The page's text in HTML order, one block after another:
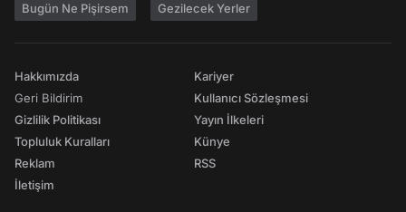
Bugün Ne Pişirsem Gezilecek Yerler
Hakkımızda
Geri Bildirim
Gizlilik Politikası
Topluluk Kuralları
Reklam
İletişim
Kariyer
Kullanıcı Sözleşmesi
Yayın İlkeleri
Künye
RSS